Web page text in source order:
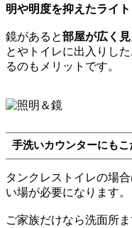
明や明度を抑えたライト
鏡があると部屋が広く
とやトイレに出入りし
るのもメリットです。
手洗いカウンターにもこ
タンクレストイレの場
い場が必要になります。
ご家族だけなら洗面所